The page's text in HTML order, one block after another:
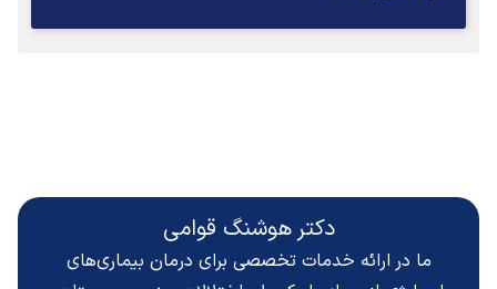
دکتر هوشنگ قوامی
ما در ارائه خدمات تخصصی برای درمان بیماری‌های